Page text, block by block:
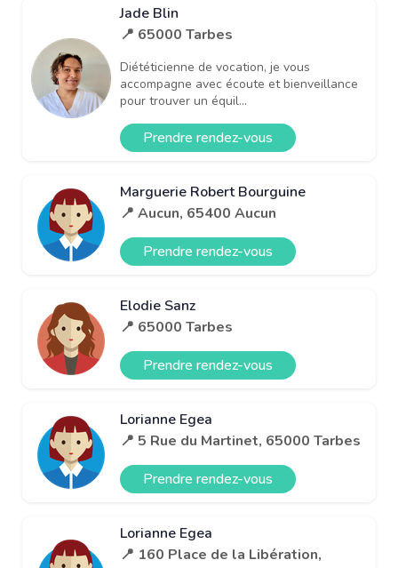
Jade Blin
📍 65000 Tarbes
Diététicienne de vocation, je vous
accompagne avec écoute et bienveillance
pour trouver un équil...
Prendre rendez-vous
Marguerie Robert Bourguine
📍 Aucun, 65400 Aucun
Prendre rendez-vous
Elodie Sanz
📍 65000 Tarbes
Prendre rendez-vous
Lorianne Egea
📍 5 Rue du Martinet, 65000 Tarbes
Prendre rendez-vous
Lorianne Egea
📍 160 Place de la Libération,